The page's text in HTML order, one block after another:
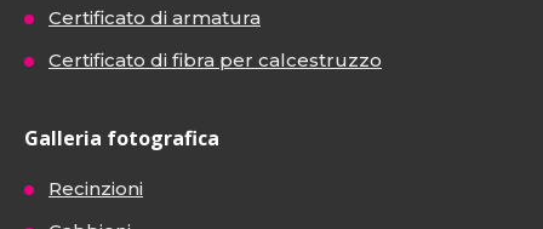
Certificato di armatura
Certificato di fibra per calcestruzzo
Galleria fotografica
Recinzioni